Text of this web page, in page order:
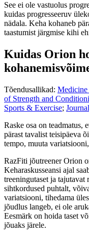
See ei ole vastuolus
kuidas progresseeruv
nädala. Keha kohaneb
taastumist järgmise kihi
Kuidas Orion
Tõendusallikad: Medicine
of Strength and
Sports & Exercise;
Raske osa on teadmatus,
pärast tavalist teisipäeva
tempo, muuta
RazFiti jõutreener Orion
Keharaskusseansi ajal
treeningutaset ja tajutavat
sihtkordused puhtalt,
variatsiooni, tihedama
jõudlus langeb, ei ole
Eesmärk on hoida taset
jõuaks järele.